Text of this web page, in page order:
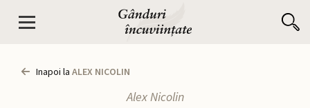
Inapoi la ALEX NICOLIN
Alex Nicolin